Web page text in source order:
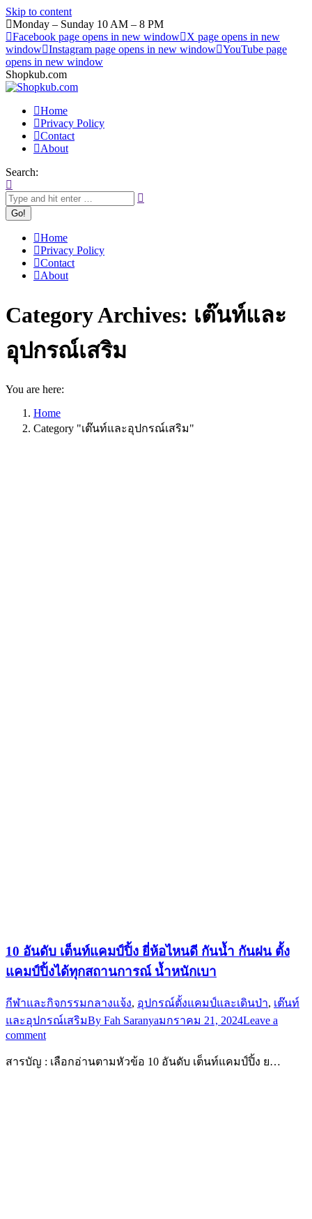
Skip to content
Monday – Sunday 10 AM – 8 PM
Facebook page opens in new window
X page opens in new
window Instagram page opens in new window YouTube page
opens in new window
Shopkub.com
Home
Privacy Policy
Contact
About
Search:
Home
Privacy Policy
Contact
About
Category Archives: เต๊นท์และ
อุปกรณ์เสริม
You are here:
Home
Category "เต๊นท์และอุปกรณ์เสริม"
10 อันดับ เต็นท์แคมป์ปิ้ง ยี่ห้อไหนดี กันน้ำ กันฝน ตั้ง
แคมป์ปิ้งได้ทุกสถานการณ์ น้ำหนักเบา
กีฬาและกิจกรรมกลางแจ้ง, อุปกรณ์ตั้งแคมป์และเดินป่า, เต๊นท์
และอุปกรณ์เสริมBy Fah Saranyaมกราคม 21, 2024Leave a
comment
สารบัญ : เลือกอ่านตามหัวข้อ 10 อันดับ เต็นท์แคมป์ปิ้ง ย…